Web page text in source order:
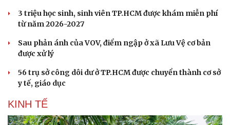
3 triệu học sinh, sinh viên TP.HCM được khám miễn phí
từ năm 2026-2027
Sau phản ánh của VOV, điểm ngập ở xã Lưu Vệ cơ bản
được xử lý
56 trụ sở công dôi dư ở TP.HCM được chuyển thành cơ sở
y tế, giáo dục
KINH TẾ